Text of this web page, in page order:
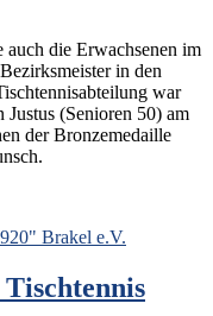
auch die Erwachsenen im
in den
war
(Senioren 50) am
der Bronzemedaille
Brakel e.V.